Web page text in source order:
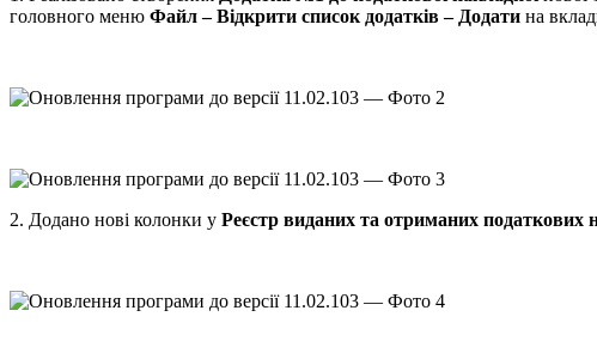
головного меню Файл – Відкрити список додатків – Додати на
2. Додано нові колонки у Реєстр виданих та отриманих податкових